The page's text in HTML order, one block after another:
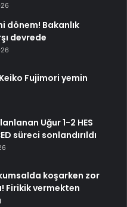
dönem! Bakanlık
devrede
Fujimori yemin
Uğur 1-2 HES
süreci sonlandırıldı
koşarken zor
Firikik vermekten